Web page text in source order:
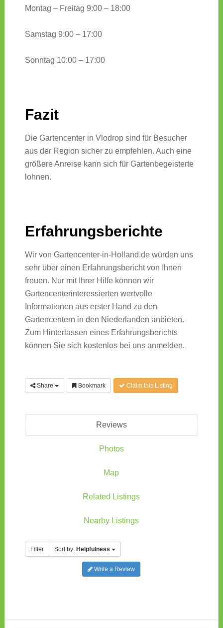
Montag – Freitag 9:00 – 18:00
Samstag 9:00 – 17:00
Sonntag 10:00 – 17:00
Fazit
Die Gartencenter in Vlodrop sind für Besucher
aus der Region sicher zu empfehlen. Auch eine
größere Anreise kann sich für Gartenbegeisterte
lohnen.
Erfahrungsberichte
Wir von Gartencenter-in-Holland.de würden uns
sehr über einen Erfahrungsbericht von Ihnen
freuen. Nur mit Ihrer Hilfe können wir
Gartencenterinteressierten wertvolle
Informationen aus erster Hand zu den
Gartencentern in den Niederlanden anbieten.
Zum Hinterlassen eines Erfahrungsberichts
können Sie sich kostenlos bei uns anmelden.
Share Bookmark Claim this Listing
Reviews
Photos
Map
Related Listings
Nearby Listings
Filter Sort by: Helpfulness
Write a Review